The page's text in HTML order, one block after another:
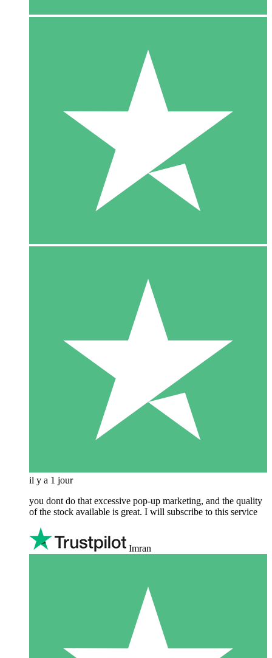
il y a 1 jour
you dont do that excessive pop-up marketing, and the quality
of the stock available is great. I will subscribe to this service
Imran